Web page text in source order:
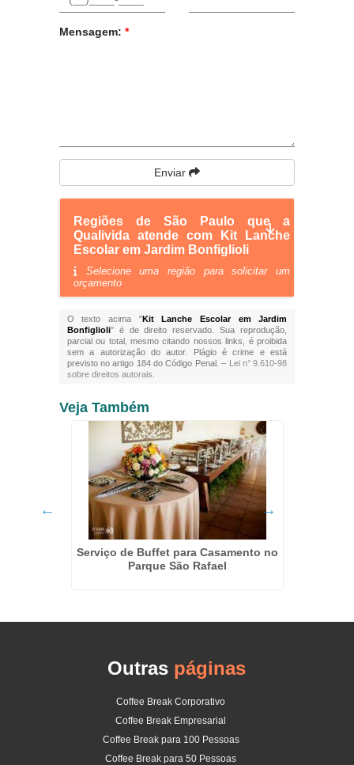
Mensagem: *
Enviar
Regiões de São Paulo que a
Qualivida atende com Kit Lanche
Escolar em Jardim Bonfiglioli
Selecione uma região para solicitar um
orçamento
O texto acima "Kit Lanche Escolar em Jardim
Bonfiglioli" é de direito reservado. Sua reprodução,
parcial ou total, mesmo citando nossos links, é proibida
sem a autorização do autor. Plágio é crime e está
previsto no artigo 184 do Código Penal. – Lei n° 9.610-98
sobre direitos autorais
Veja Também
Serviço de Buffet para Casamento no
Parque São Rafael
Outras páginas
Coffee Break Corporativo
Coffee Break Empresarial
Coffee Break para 100 Pessoas
Coffee Break para 50 Pessoas